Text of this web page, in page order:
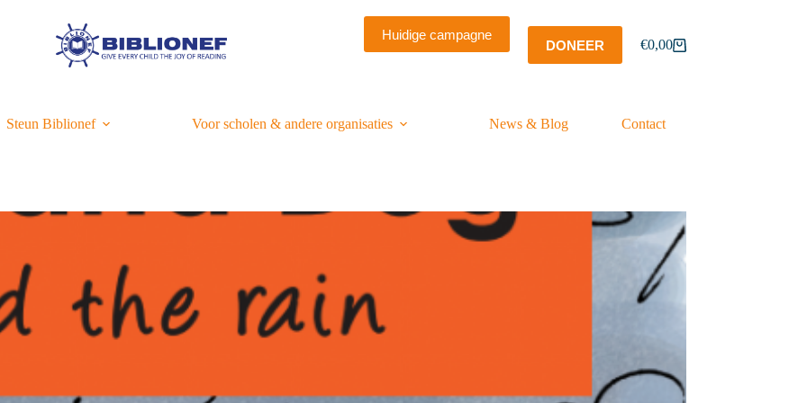
Huidige campagne
DONEER Winkelwagen
€0,00
Steun Biblionef Voor scholen & andere organisaties News & Blog Contact